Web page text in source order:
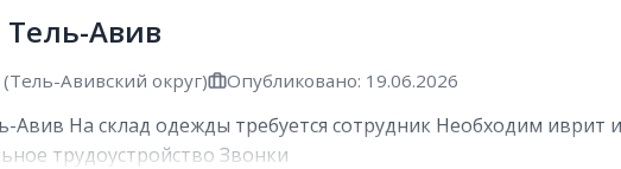
Авив
Авивский округ) Опубликовано: 19.06.2026
На склад одежды требуется сотрудник Необходим иврит
трудоустройство Звонки